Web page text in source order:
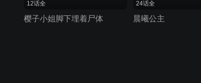
12话全
樱子小姐脚下埋着尸体
24话全
晨曦公主